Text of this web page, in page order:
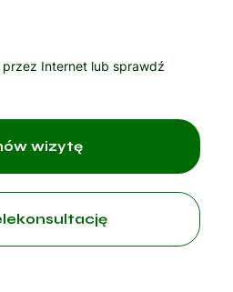
Internet lub sprawdź
wizytę